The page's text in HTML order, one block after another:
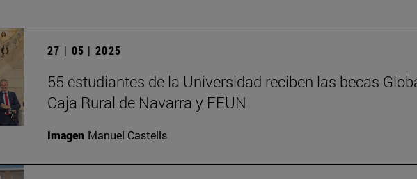
27 | 05 | 2025
55 estudiantes de la Universidad reciben las becas
Caja Rural de Navarra y FEUN
Imagen Manuel Castells